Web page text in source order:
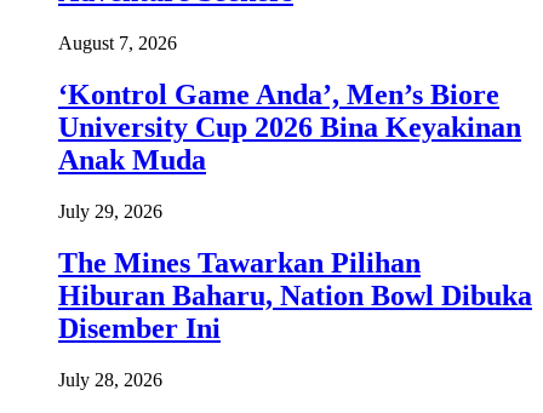
August 7, 2026
‘Kontrol Game Anda’, Men’s Biore
University Cup 2026 Bina Keyakinan
Anak Muda
July 29, 2026
The Mines Tawarkan Pilihan
Hiburan Baharu, Nation Bowl Dibuka
Disember Ini
July 28, 2026